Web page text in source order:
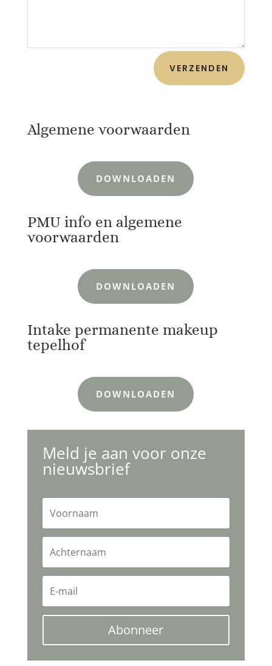
VERZENDEN
Algemene voorwaarden
DOWNLOADEN
PMU info en algemene
voorwaarden
DOWNLOADEN
Intake permanente makeup
tepelhof
DOWNLOADEN
Meld je aan voor onze
nieuwsbrief
Abonneer